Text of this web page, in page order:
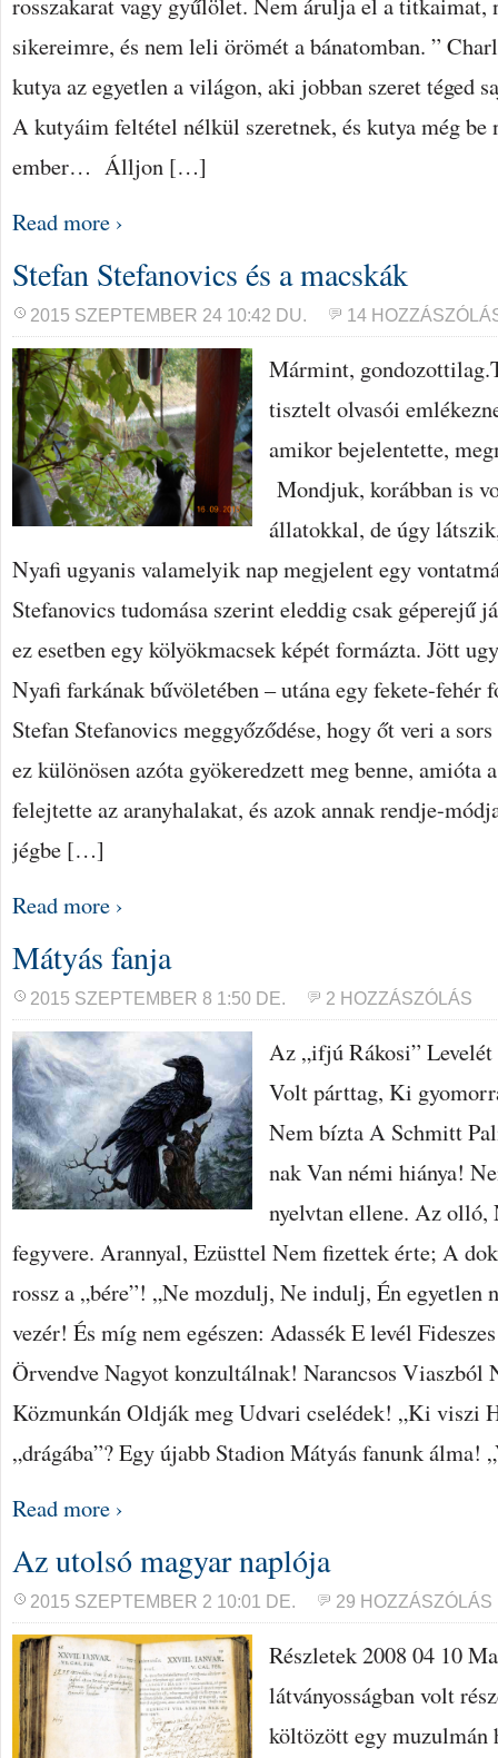
sikereimre, és nem leli örömét a bánatomban. ”
kutya az egyetlen a világon, aki jobban szeret téged
A kutyáim feltétel nélkül szeretnek, és kutya még be
ember… Álljon […]
Read more ›
Stefan Stefanovics és a macskák
2015 SZEPTEMBER 24 10:42 DU. 14
Mármint,
tisztelt olvasói
amikor bejelentette,
Mondjuk, korábban is
állatokkal, de úgy
Nyafi ugyanis valamelyik nap megjelent egy
Stefanovics tudomása szerint eleddig csak géperejű
ez esetben egy kölyökmacsek képét formázta. Jött
Nyafi farkának bűvöletében – utána egy fekete-fehér
Stefan Stefanovics meggyőződése, hogy őt veri a
ez különösen azóta gyökeredzett meg benne, amióta
felejtette az aranyhalakat, és azok annak rendje-
jégbe […]
Read more ›
Mátyás fanja
2015 SZEPTEMBER 8 1:50 DE. 2 HOZZÁSZÓLÁS
Az „ifjú Rákosi”
Volt párttag, Ki
Nem bízta A Schmitt
nak Van némi hiánya!
nyelvtan ellene. Az olló,
fegyvere. Arannyal, Ezüsttel Nem fizettek érte; A
rossz a „bére”! „Ne mozdulj, Ne indulj, Én egyetlen
vezér! És míg nem egészen: Adassék E levél
Örvendve Nagyot konzultálnak! Narancsos Viaszból
Közmunkán Oldják meg Udvari cselédek! „Ki viszi
„drágába”? Egy újabb Stadion Mátyás fanunk
Read more ›
Az utolsó magyar naplója
2015 SZEPTEMBER 2 10:01 DE. 29 HOZZÁSZÓLÁS
Részletek 2008 04 10
látványosságban volt
költözött egy muzulmán